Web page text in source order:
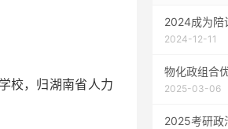
校，归湖南省人力
2024成为陪
2024-12-11
物化政组合
2025-03-06
2025考研政